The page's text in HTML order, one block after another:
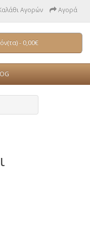
Αγορών Αγορά
- 0,00€